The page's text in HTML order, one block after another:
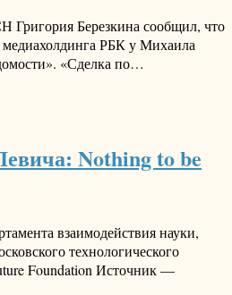
Григория Березкина сообщил, что
РБК у Михаила
«Сделка по…
Nothing to be
взаимодействия науки,
технологического
Foundation Источник —